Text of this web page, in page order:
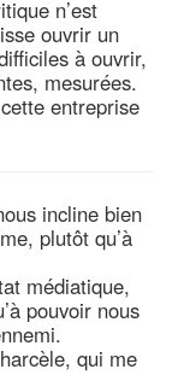
n’est
ouvrir un
à ouvrir,
mesurées.
entreprise
incline bien
plutôt qu’à
médiatique,
pouvoir nous
qui me